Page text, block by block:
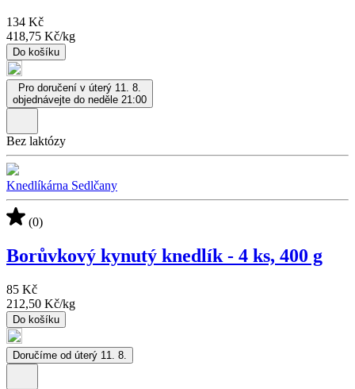
134 Kč
418,75 Kč/kg
Do košíku
Pro doručení v úterý 11. 8.
objednávejte do neděle 21:00
Bez laktózy
Knedlíkárna Sedlčany
(0)
Borůvkový kynutý knedlík - 4 ks, 400 g
85 Kč
212,50 Kč/kg
Do košíku
Doručíme od úterý 11. 8.